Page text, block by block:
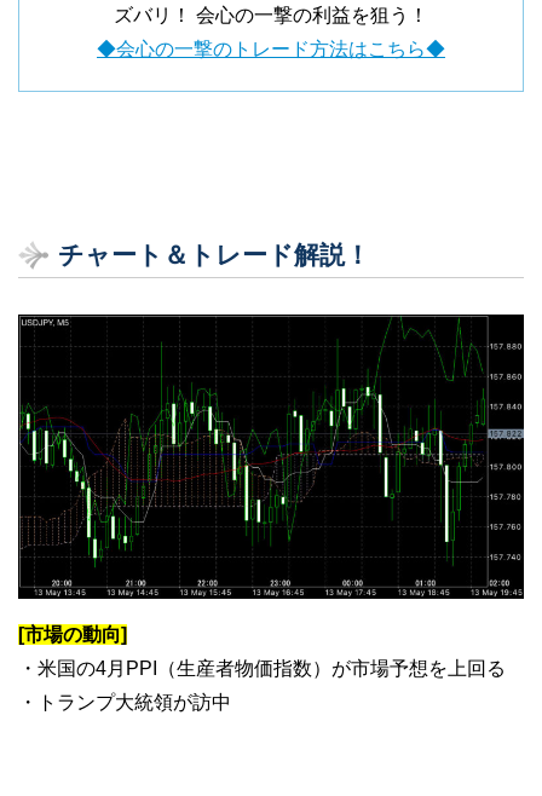
ズバリ！ 会心の一撃の利益を狙う！
◆会心の一撃のトレード方法はこちら◆
チャート＆トレード解説！
[市場の動向]
・米国の4月PPI（生産者物価指数）が市場予想を上回る
・トランプ大統領が訪中